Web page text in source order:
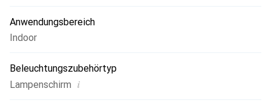
Anwendungsbereich
Indoor
Beleuchtungszubehörtyp
Lampenschirm i